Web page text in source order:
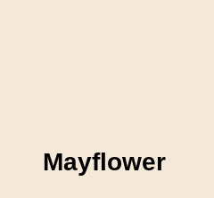
Mayflower